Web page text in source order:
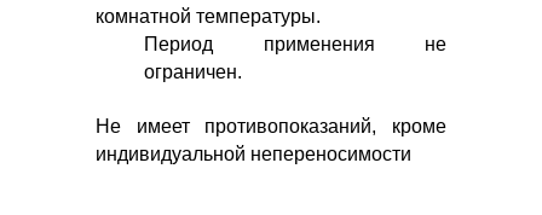
комнатной температуры.
Период применения не
ограничен.
Не имеет противопоказаний, кроме
индивидуальной непереносимости